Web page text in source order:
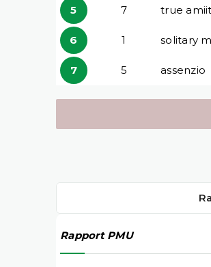
5 7 true
6 1 solitary
7 5 assenzio
Rapport PMU